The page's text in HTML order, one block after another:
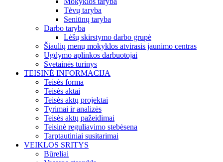
Tėvų taryba
Seniūnų taryba
Darbo taryba
Lėšų skirstymo darbo grupė
Šiaulių menų mokyklos atvirasis jaunimo centras
Ugdymo aplinkos darbuotojai
Svetainės turinys
TEISINĖ INFORMACIJA
Teisės forma
Teisės aktai
Teisės aktų projektai
Tyrimai ir analizės
Teisės aktų pažeidimai
Teisinė reguliavimo stebėsena
Tarptautiniai susitarimai
VEIKLOS SRITYS
Būreliai